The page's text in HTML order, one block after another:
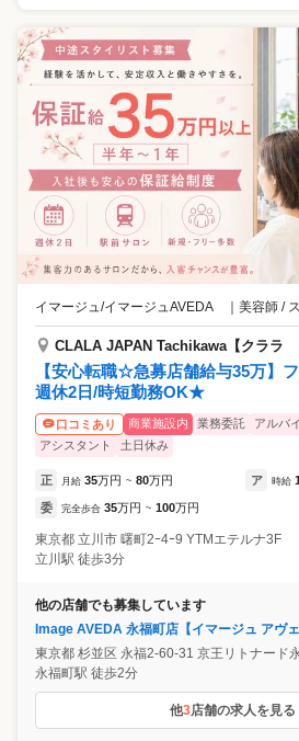
イマージュ/イマージュAVEDA ｜ 美容師 /
CLALA JAPAN Tachikawa【クララ
【安心転職☆急募店舗給与35万】
週休2日/時短勤務OK★
口コミあり 商業施設内 業務委託 アルバ
アシスタント
土日休み
正 月給 35万円 ~ 80万円 ア 時給
委 完全歩合 35万円 ~ 100万円
東京都 立川市 曙町2ｰ4ｰ9 YTMエテルナ3F
立川駅 徒歩3分
他の店舗でも募集しています
Image AVEDA 永福町店【イマージュ アヴェ
東京都 杉並区 永福2-60-31 京王リトナード
永福町駅 徒歩2分
他3店舗の求人を見る